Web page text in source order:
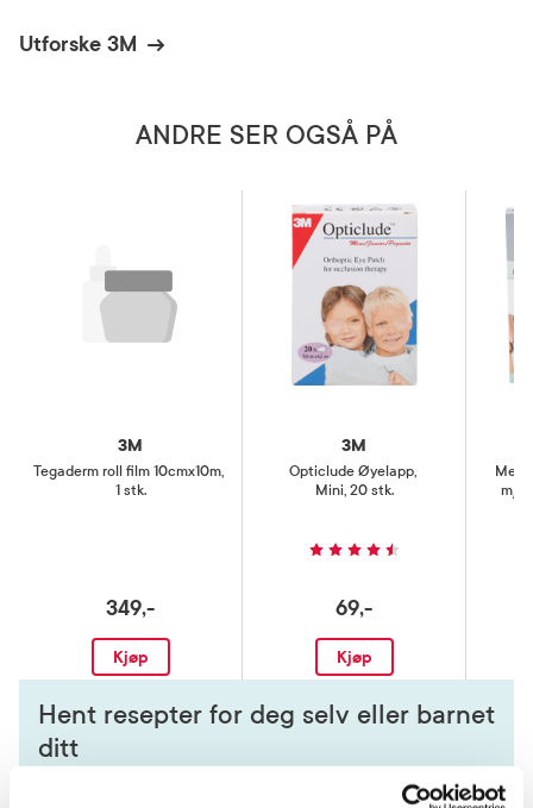
Utforske 3M
ANDRE SER OGSÅ PÅ
3M
Tegaderm roll film 10cmx10m,
1 stk.
349,-
Kjøp
3M
Opticlude Øyelapp,
Mini, 20 stk.
69,-
Kjøp
m/
Hent resepter for deg selv eller barnet
ditt